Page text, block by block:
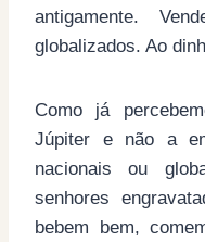
antigamente.
globalizados. Ao
Como já
Júpiter e não a
nacionais ou
senhores
bebem bem,